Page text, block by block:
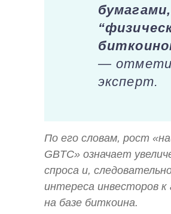
—
эксперт.
По его словам, рост
GBTC» означает
спроса и,
интереса инвесторов
на базе биткоина.